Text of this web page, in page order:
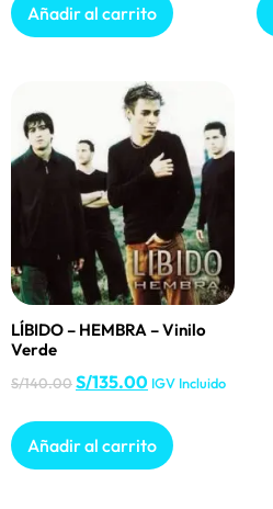
Añadir al carrito
LÍBIDO – HEMBRA – Vinilo
Verde
S/140.00S/135.00 IGV Incluido
Añadir al carrito